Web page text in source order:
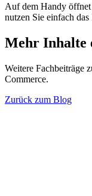
Auf dem Handy
nutzen Sie einfach das
Mehr Inhalte
Weitere Fachbeiträge
Commerce.
Zurück zum Blog